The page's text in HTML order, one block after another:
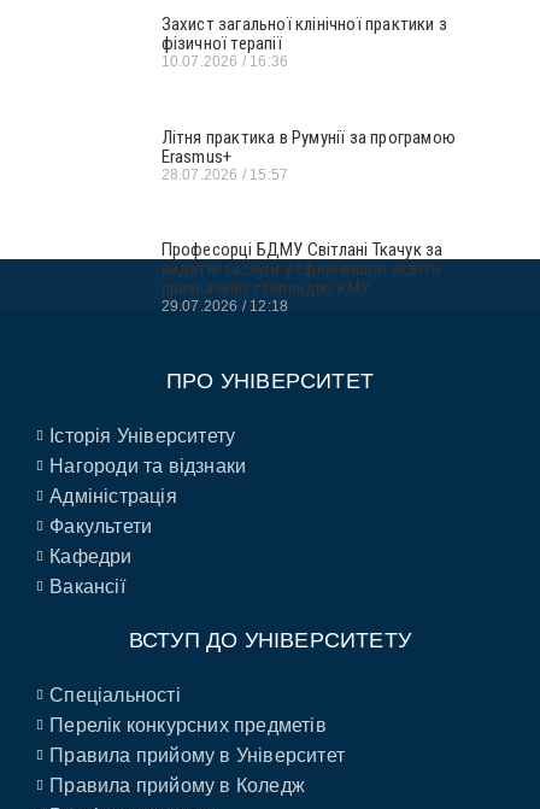
Захист загальної клінічної практики з
фізичної терапії
10.07.2026 16:36
Літня практика в Румунії за програмою
Erasmus+
28.07.2026 15:57
Професорці БДМУ Світлані Ткачук за
видатні заслуги у сфері вищої освіти
призначено стипендію КМУ
29.07.2026 12:18
ПРО УНІВЕРСИТЕТ
Історія Університету
Нагороди та відзнаки
Адміністрація
Факультети
Кафедри
Вакансії
ВСТУП ДО УНІВЕРСИТЕТУ
Спеціальності
Перелік конкурсних предметів
Правила прийому в Університет
Правила прийому в Коледж